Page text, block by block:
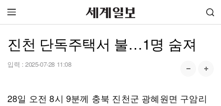
진천 단독주택서 불…1명 숨져
입력 : 2025-07-28 11:08
28일 오전 8시 9분께 충북 진천군 광혜원면 구암리